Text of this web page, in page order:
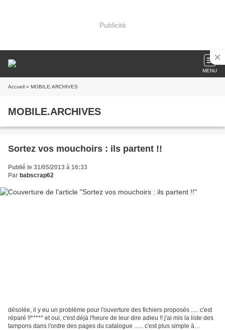
Publicité
MENU
Accueil » MOBILE.ARCHIVES
MOBILE.ARCHIVES
Sortez vos mouchoirs : ils partent !!
Publié le 31/05/2013 à 16:33
Par babscrap62
désolée, il y eu un problème pour l'ouverture des fichiers proposés ..... c'est
réparé !!***** et oui, c'est déjà l'heure de leur dire adieu !! j'ai mis la liste des
tampons dans l'ordre des pages du catalogue ...... c'est plus simple à